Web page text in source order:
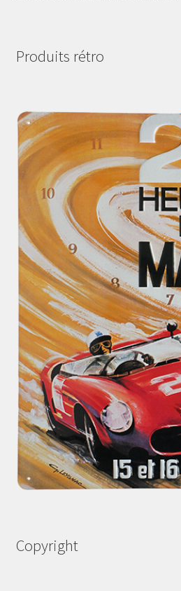
Produits rétro
Copyright